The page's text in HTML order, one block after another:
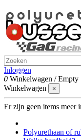
Inloggen
0 Winkelwagen /Empty
Winkelwagen
×
Er zijn geen items meer
Polyurethaan of